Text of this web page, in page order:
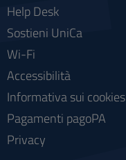
Help Desk
Sostieni UniCa
Wi-Fi
Accessibilità
Informativa sui cookies
Pagamenti pagoPA
Privacy